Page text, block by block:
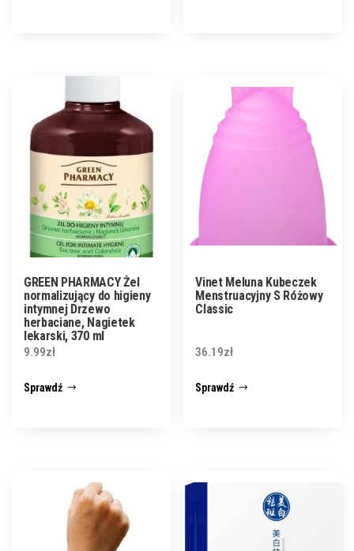
GREEN PHARMACY Żel
normalizujący do higieny
intymnej Drzewo
herbaciane, Nagietek
lekarski, 370 ml
9.99zł
Sprawdź
Vinet Meluna Kubeczek
Menstruacyjny S Różowy
Classic
36.19zł
Sprawdź